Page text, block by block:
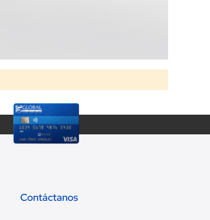
Contáctanos